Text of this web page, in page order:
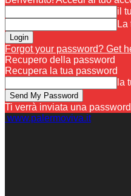
il
La
Forgot your password? Get
Recupero della password
Recupera la tua password
la
Ti verrà inviata una
www.palermoviva.it